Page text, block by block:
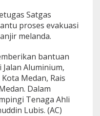
Satgas
proses evakuasi
melanda.
bantuan
Aluminium,
Medan, Rais
Dalam
Tenaga Ahli
Lubis. (AC)